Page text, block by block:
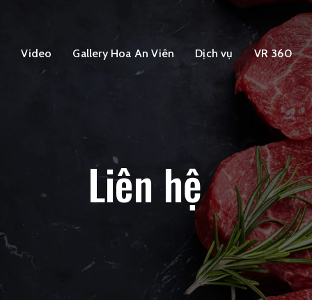
Video Gallery Hoa An Viên Dịch vụ VR 360
Liên hệ